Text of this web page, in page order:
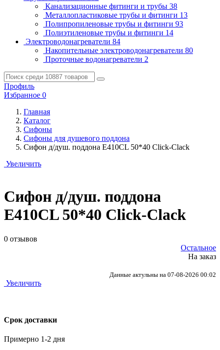
Канализационные фитинги и трубы 38
Металлопластиковые трубы и фитинги 13
Полипропиленовые трубы и фитинги 93
Полиэтиленовые трубы и фитинги 14
Электроводонагреватели 84
Накопительные электроводонагреватели 80
Проточные водонагреватели 2
Профиль
Избранное 0
Главная
Каталог
Сифоны
Сифоны для душевого поддона
Сифон д/душ. поддона Е410CL 50*40 Click-Clack
Увеличить
Сифон д/душ. поддона
Е410CL 50*40 Click-Clack
0 отзывов
Остальное
На заказ
Данные актульны на 07-08-2026 00:02
Увеличить
Срок доставки
Примерно 1-2 дня